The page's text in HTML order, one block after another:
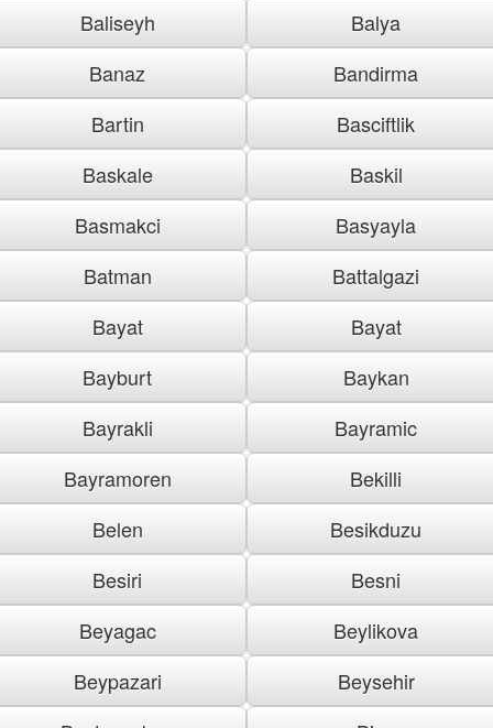
Baliseyh
Balya
Banaz
Bandirma
Bartin
Basciftlik
Baskale
Baskil
Basmakci
Basyayla
Batman
Battalgazi
Bayat
Bayat
Bayburt
Baykan
Bayrakli
Bayramic
Bayramoren
Bekilli
Belen
Besikduzu
Besiri
Besni
Beyagac
Beylikova
Beypazari
Beysehir